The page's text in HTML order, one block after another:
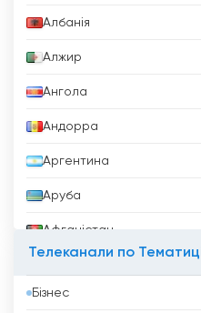
Албанія
Алжир
Ангола
Андорра
Аргентина
Аруба
Афганістан
Барбадос
Телеканали по
Бізнес